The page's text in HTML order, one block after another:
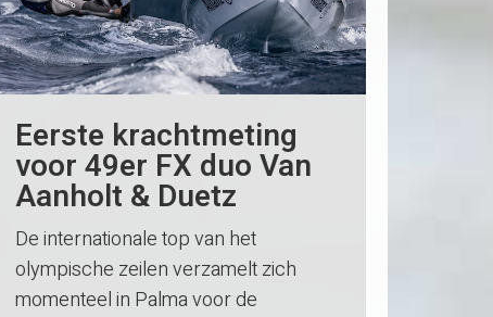
Eerste krachtmeting
voor 49er FX duo Van
Aanholt & Duetz
De internationale top van het
olympische zeilen verzamelt zich
momenteel in Palma voor de